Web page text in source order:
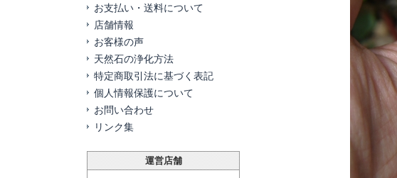
お支払い・送料について
店舗情報
お客様の声
天然石の浄化方法
特定商取引法に基づく表記
個人情報保護について
お問い合わせ
リンク集
運営店舗